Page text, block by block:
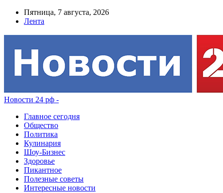
Пятница, 7 августа, 2026
Лента
Новости 24 рф -
Главное сегодня
Общество
Политика
Кулинария
Шоу-Бизнес
Здоровье
Пикантное
Полезные советы
Интересные новости